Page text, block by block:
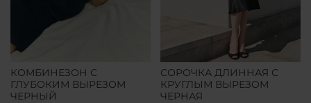
КОМБИНЕЗОН С
ГЛУБОКИМ ВЫРЕЗОМ
ЧЕРНЫЙ
СОРОЧКА ДЛИННАЯ С
КРУГЛЫМ ВЫРЕЗОМ
ЧЕРНАЯ